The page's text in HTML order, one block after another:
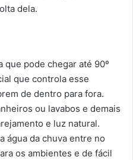
dela.
que pode chegar até 90º
que controla esse
de dentro para fora.
ou lavabos e demais
e luz natural.
água da chuva entre no
os ambientes e de fácil